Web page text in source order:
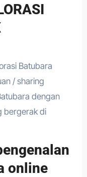
Batubara
/ sharing
dengan
bergerak di
online